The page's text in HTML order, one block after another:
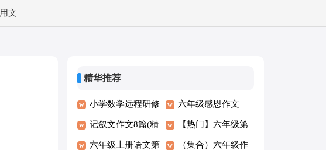
文
精华推荐
小学数学远程研修
观课报告精彩
六年级感恩作文
记叙文作文8篇(精
品)
【热门】六年级第
一单元作文六篇
六年级上册语文第 （集合）六年级作